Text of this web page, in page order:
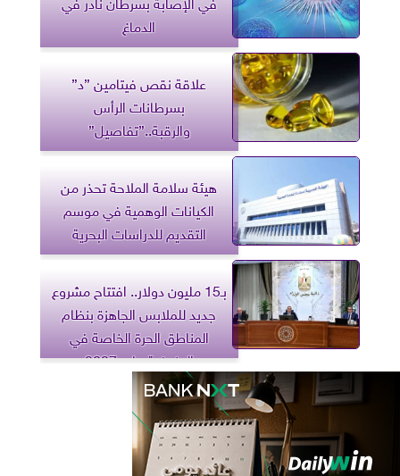
الدماغ
علاقة نقص فيتامين ”د”
بسرطانات الرأس
والرقبة..”تفاصيل”
هيئة سلامة الملاحة تحذر من
الكيانات الوهمية في موسم
التقديم للدراسات البحرية
بـ15 مليون دولار.. افتتاح مشروع
جديد للملابس الجاهزة بنظام
المناطق الحرة الخاصة في
المنوفية مايو 2027